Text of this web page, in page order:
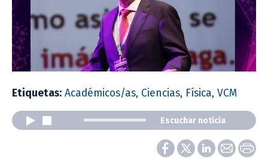
Etiquetas: Académicos/as, Ciencias, Física, VCM
Escuchar noticia